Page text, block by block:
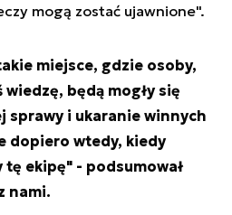
mogą zostać ujawnione".
miejsce, gdzie osoby,
wiedzę, będą mogły się
sprawy i ukaranie winnych
dopiero wtedy, kiedy
tę ekipę" - podsumował
nami.